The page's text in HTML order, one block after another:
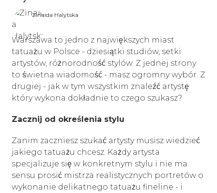
Zinaida Halytska
Warszawa to jedno z największych miast
tatuażu w Polsce - dziesiątki studiów, setki
artystów, różnorodność stylów. Z jednej strony
to świetna wiadomość - masz ogromny wybór. Z
drugiej - jak w tym wszystkim znaleźć artystę
który wykona dokładnie to czego szukasz?
Zacznij od określenia stylu
Zanim zaczniesz szukać artysty musisz wiedzieć
jakiego tatuażu chcesz. Każdy artysta
specjalizuje się w konkretnym stylu i nie ma
sensu prosić mistrza realistycznych portretów o
wykonanie delikatnego tatuażu fineline - i